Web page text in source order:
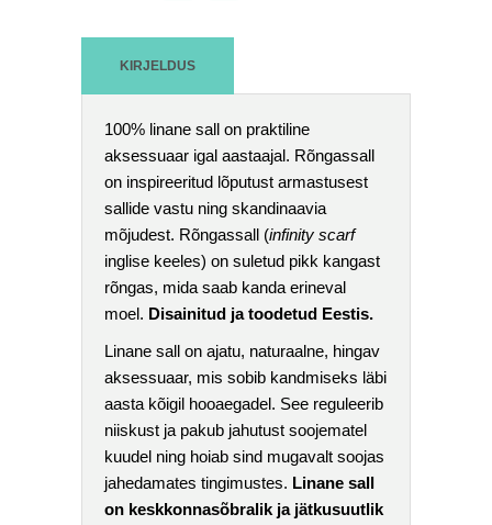
KIRJELDUS
100% linane sall on praktiline
aksessuaar igal aastaajal. Rõngassall
on inspireeritud lõputust armastusest
sallide vastu ning skandinaavia
mõjudest. Rõngassall (infinity scarf
inglise keeles) on suletud pikk kangast
rõngas, mida saab kanda erineval
moel. Disainitud ja toodetud Eestis.
Linane sall on ajatu, naturaalne, hingav
aksessuaar, mis sobib kandmiseks läbi
aasta kõigil hooaegadel. See reguleerib
niiskust ja pakub jahutust soojematel
kuudel ning hoiab sind mugavalt soojas
jahedamates tingimustes. Linane sall
on keskkonnasõbralik ja jätkusuutlik